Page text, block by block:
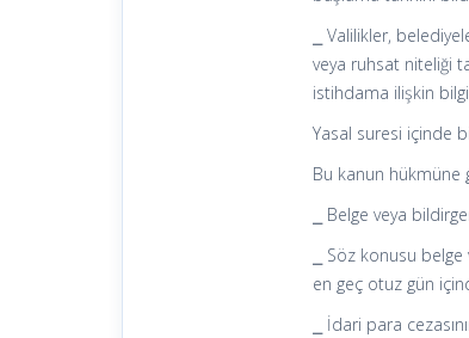
⎯ Valilikler,
veya ruhsat niteliği
istihdama ilişkin
Yasal suresi içinde
Bu kanun hükmüne
⎯ Belge veya
⎯ Söz konusu
en geç otuz gün
⎯ İdari para